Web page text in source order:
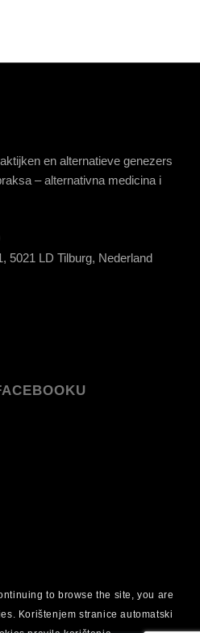
en alternatieve genezers
– alternativna medicina i
5021 LD Tilburg, Nederland
to browse the site, you are
Korištenjem stranice automatski